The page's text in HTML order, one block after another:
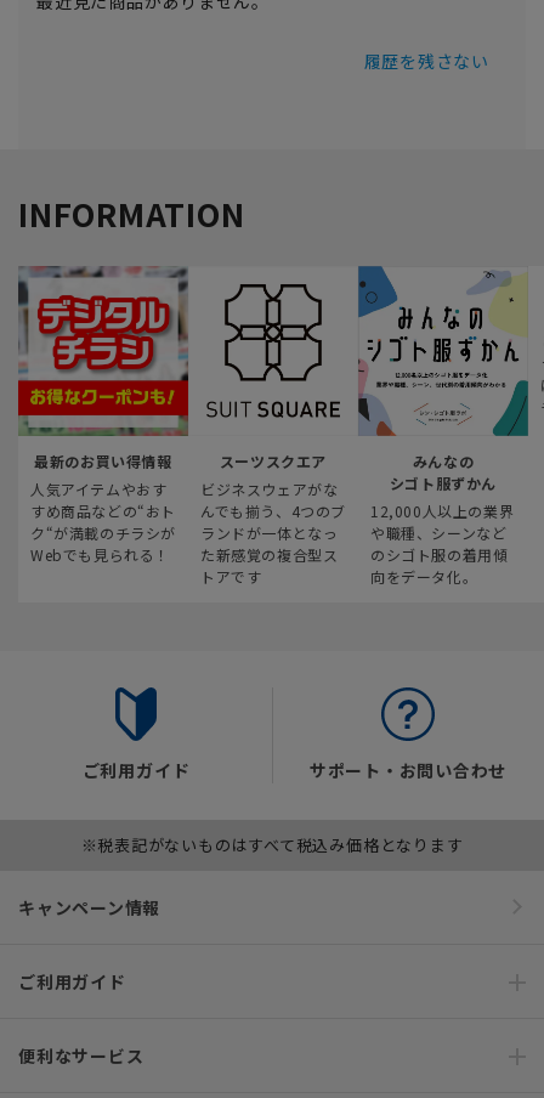
履歴を残さない
INFORMATION
最新のお買い得情報
人気アイテムやおす
すめ商品などの“おト
ク“が満載のチラシが
Webでも見られる！
スーツスクエア
ビジネスウェアがな
んでも揃う、4つのブ
ランドが一体となっ
た新感覚の複合型ス
トアです
みんなの
シゴト服ずかん
12,000人以上の業界
や職種、シーンなど
のシゴト服の着用傾
向をデータ化。
ご利用ガイド サポート・お問い合わせ
※税表記がないものはすべて税込み価格となります
キャンペーン情報
ご利用ガイド
便利なサービス